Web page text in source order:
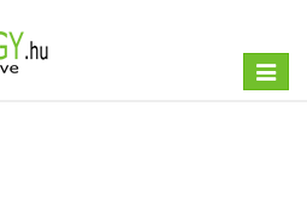
Toggle